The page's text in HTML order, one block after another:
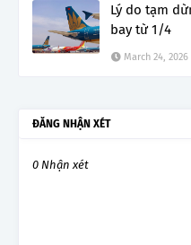
Lý do tạm
bay từ 1/4
March 24, 2026
ĐĂNG NHẬN XÉT
0 Nhận xét